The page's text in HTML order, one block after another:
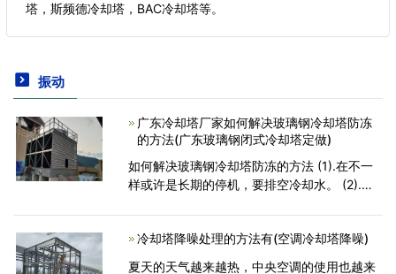
塔，斯频德冷却塔，BAC冷却塔等。
振动
广东冷却塔厂家如何解决玻璃钢冷却塔防冻
的方法(广东玻璃钢闭式冷却塔定做)
如何解决玻璃钢冷却塔防冻的方法 (1).在不一
样或许是长期的停机，要排空冷却水。 (2).选
好，冷却塔的
冷却塔降噪处理的方法有(空调冷却塔降噪)
夏天的天气越来越热，中央空调的使用也越来